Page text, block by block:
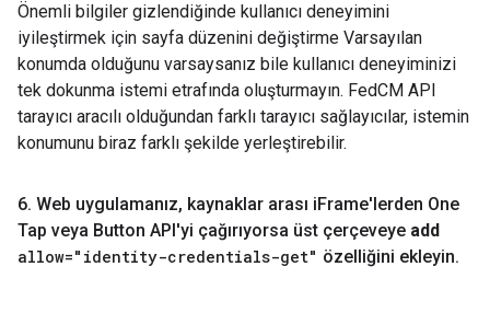
Önemli bilgiler gizlendiğinde kullanıcı deneyimini
iyileştirmek için sayfa düzenini değiştirme Varsayılan
konumda olduğunu varsaysanız bile kullanıcı deneyiminizi
tek dokunma istemi etrafında oluşturmayın. FedCM API
tarayıcı aracılı olduğundan farklı tarayıcı sağlayıcılar, istemin
konumunu biraz farklı şekilde yerleştirebilir.
6. Web uygulamanız, kaynaklar arası iFrame'lerden One
Tap veya Button API'yi çağırıyorsa üst çerçeveye add
allow="identity-credentials-get" özelliğini ekleyin.